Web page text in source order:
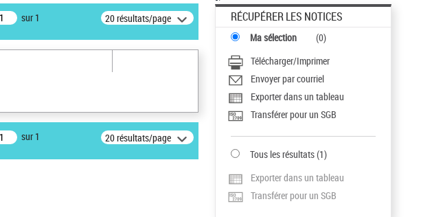
sur 1 20 résultats/page
sur 1 20 résultats/page
RÉCUPÉRER LES NOTICES
Ma sélection (0)
Télécharger/Imprimer
Envoyer par courriel
Exporter dans un tableau
Transférer pour un SGB
Tous les résultats(1)
Exporter dans un tableau
Transférer pour un SGB